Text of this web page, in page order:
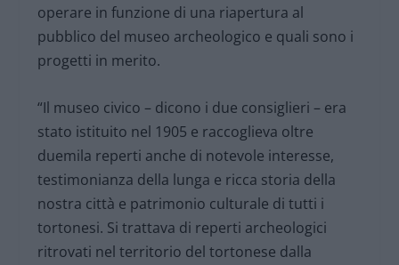
operare in funzione di una riapertura al
pubblico del museo archeologico e quali sono i
progetti in merito.
“Il museo civico – dicono i due consiglieri – era
stato istituito nel 1905 e raccoglieva oltre
duemila reperti anche di notevole interesse,
testimonianza della lunga e ricca storia della
nostra città e patrimonio culturale di tutti i
tortonesi. Si trattava di reperti archeologici
ritrovati nel territorio del tortonese dalla